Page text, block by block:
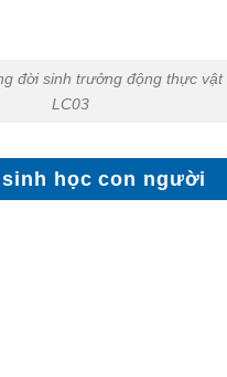
đời sinh trưởng động thực vật
LC03
học con người